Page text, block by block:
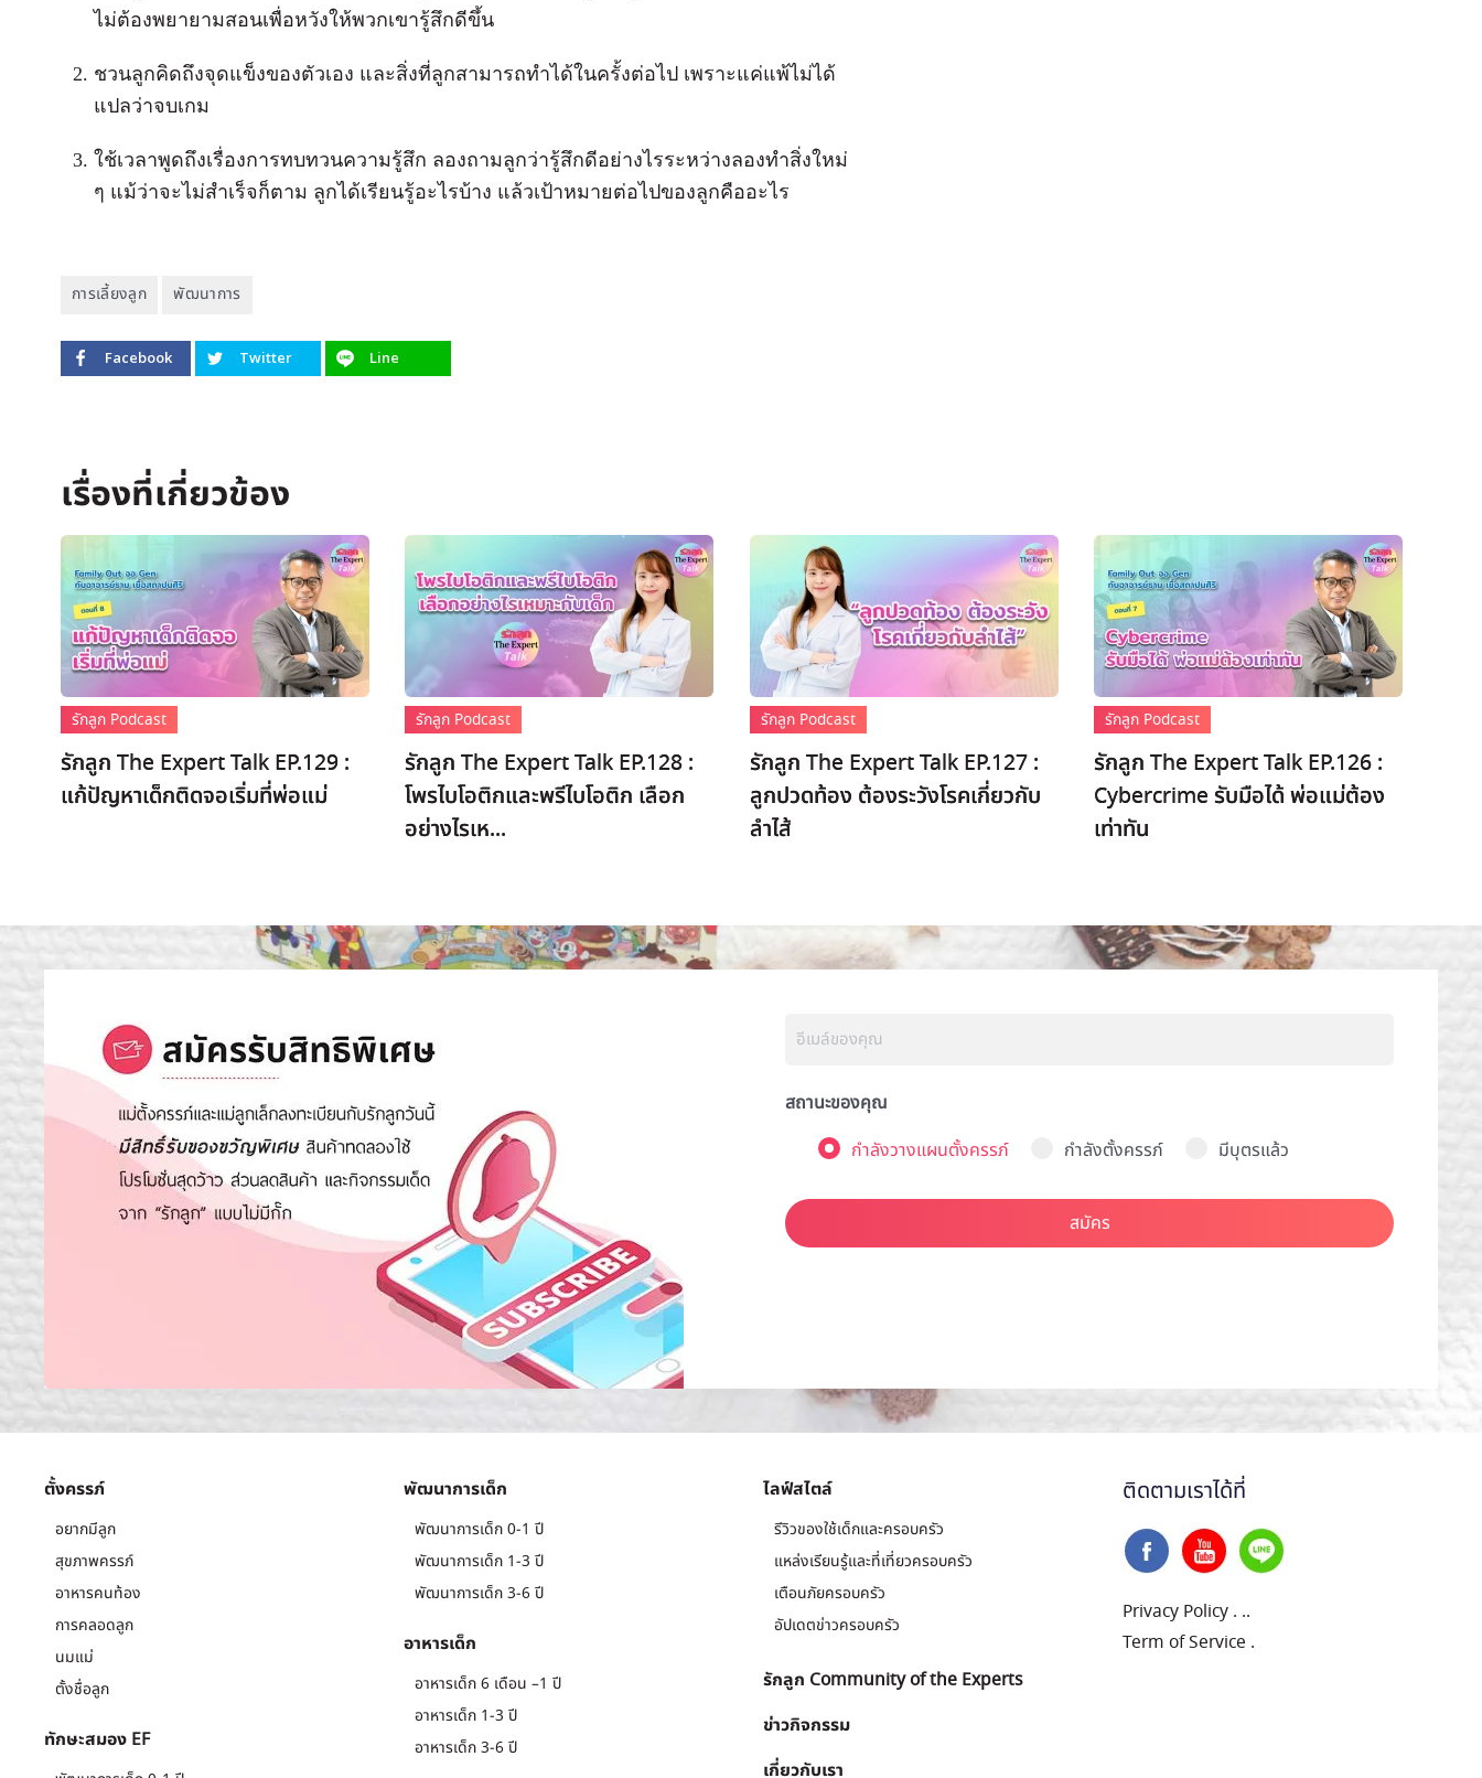
ไม่ต้องพยายามสอนเพื่อหวังให้พวกเขารู้สึกดีขึ้น
ชวนลูกคิดถึงจุดแข็งของตัวเอง และสิ่งที่ลูกสามารถทำได้ในครั้งต่อไป เพราะแค่แพ้ไม่ได้
แปลว่าจบเกม
ใช้เวลาพูดถึงเรื่องการทบทวนความรู้สึก ลองถามลูกว่ารู้สึกดีอย่างไรระหว่างลองทำสิ่งใหม่
ๆ แม้ว่าจะไม่สำเร็จก็ตาม ลูกได้เรียนรู้อะไรบ้าง แล้วเป้าหมายต่อไปของลูกคืออะไร
การเลี้ยงลูก พัฒนาการ
Facebook Twitter Line
รักลูก Podcast
รักลูก The Expert Talk EP.129 :
แก้ปัญหาเด็กติดจอเริ่มที่พ่อแม่
รักลูก Podcast
รักลูก The Expert Talk EP.128 :
โพรไบโอติกและพรีไบโอติก เลือก
อย่างไรเห...
รักลูก Podcast
รักลูก The Expert Talk EP.127 :
ลูกปวดท้อง ต้องระวังโรคเกี่ยวกับ
ลำไส้
รักลูก Podcast
รักลูก The Expert Talk EP.126 :
Cybercrime รับมือได้ พ่อแม่ต้อง
เท่าทัน
สถานะของคุณ
กำลังวางแผนตั้งครรภ์
กำลังตั้งครรภ์ มีบุตรแล้ว
สมัคร
ตั้งครรภ์
อยากมีลูก
สุขภาพครรภ์
อาหารคนท้อง
การคลอดลูก
นมแม่
ตั้งชื่อลูก
ทักษะสมอง EF
พัฒนาการเด็ก
พัฒนาการเด็ก 0-1 ปี
พัฒนาการเด็ก 1-3 ปี
พัฒนาการเด็ก 3-6 ปี
อาหารเด็ก
อาหารเด็ก 6 เดือน –1 ปี
อาหารเด็ก 1-3 ปี
อาหารเด็ก 3-6 ปี
ไลฟ์สไตล์
รีวิวของใช้เด็กและครอบครัว
แหล่งเรียนรู้และที่เที่ยวครอบครัว
เตือนภัยครอบครัว
อัปเดตข่าวครอบครัว
รักลูก Community of the Experts
ข่าวกิจกรรม
เกี่ยวกับเรา
ติดตามเราได้ที่
Privacy Policy . ..
Term of Service .